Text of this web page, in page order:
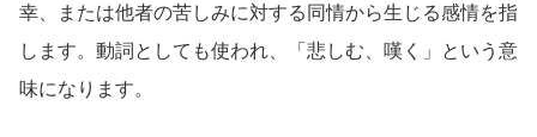
幸、または他者の苦しみに対する同情から生じる感情を指
します。動詞としても使われ、「悲しむ、嘆く」という意
味になります。